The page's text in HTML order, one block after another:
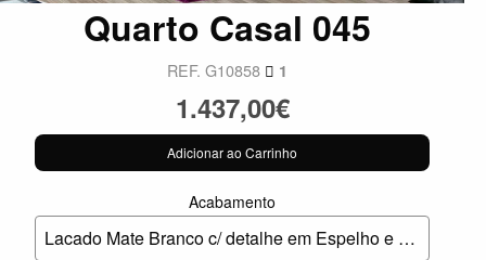
Quarto Casal 045
REF. G10858 1
1.437,00€
Adicionar ao Carrinho
Acabamento
Lacado Mate Branco c/ detalhe em Espelho e Estofo Azul Petróleo